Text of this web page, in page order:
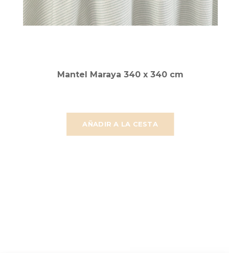
AÑADIR A LA CESTA
Mantel Maraya 340 x 340 cm